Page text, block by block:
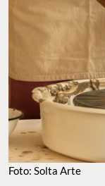
Foto: Solta Arte